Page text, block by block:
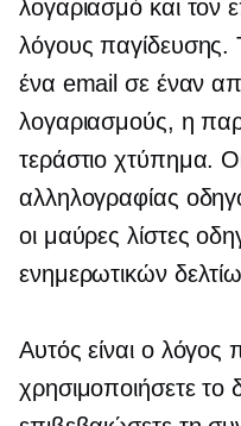
λογαριασμό και τον
λόγους παγίδευσης.
ένα email σε έναν
λογαριασμούς, η
τεράστιο χτύπημα.
αλληλογραφίας
οι μαύρες λίστες
ενημερωτικών
Αυτός είναι ο λόγος
χρησιμοποιήσετε το